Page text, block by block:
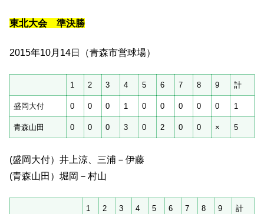
東北大会 準決勝
2015年10月14日（青森市営球場）
1 2 3 4 5 6 7 8 9 計
盛岡大付 0 0 0 1 0 0 0 0 0 1
青森山田 0 0 0 3 0 2 0 0 × 5
(盛岡大付）井上涼、三浦－伊藤
(青森山田）堀岡－村山
1 2 3 4 5 6 7 8 9 計